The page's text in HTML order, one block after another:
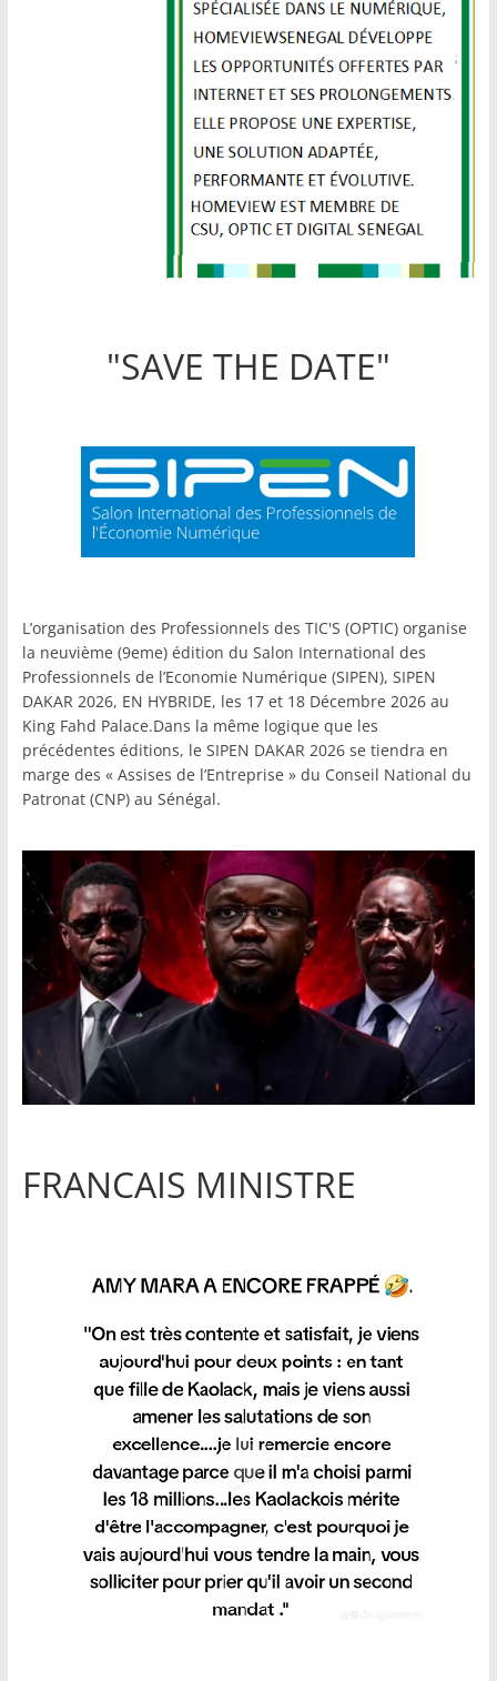
"SAVE THE DATE"
L’organisation des Professionnels des TIC'S (OPTIC) organise
la neuvième (9eme) édition du Salon International des
Professionnels de l’Economie Numérique (SIPEN), SIPEN
DAKAR 2026, EN HYBRIDE, les 17 et 18 Décembre 2026 au
King Fahd Palace.Dans la même logique que les
précédentes éditions, le SIPEN DAKAR 2026 se tiendra en
marge des « Assises de l’Entreprise » du Conseil National du
Patronat (CNP) au Sénégal.
FRANCAIS MINISTRE